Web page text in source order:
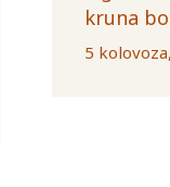
kruna
5